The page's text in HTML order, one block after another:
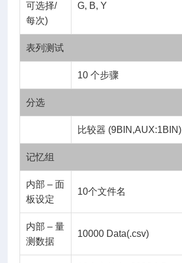
可选择/
每次)
G, B, Y
表列测试
10 个步骤
分选
比较器 (9BIN,AUX:1BIN)
记忆组
内部 – 面
板设定
10个文件名
内部 – 量
测数据
10000 Data(.csv)